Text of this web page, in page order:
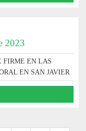
2023
FIRME EN LAS
EN SAN JAVIER